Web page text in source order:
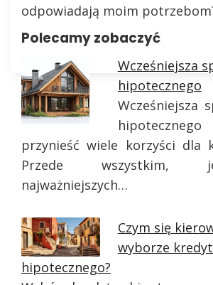
odpowiadają moim
Polecamy zobaczyć
Wcześniejsza
hipotecznego
Wcześniejsza
przynieść wiele korzyści dla
Przede wszystkim,
najważniejszych…
Czym się
wyborze
hipotecznego?